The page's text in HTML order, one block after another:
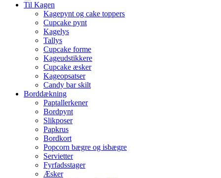
Til Kagen
Kagepynt og cake toppers
Cupcake pynt
Kagelys
Tallys
Cupcake forme
Kageudstikkere
Cupcake æsker
Kageopsatser
Candy bar skilt
Borddækning
Paptallerkener
Bordpynt
Slikposer
Papkrus
Bordkort
Popcorn bægre og isbægre
Servietter
Fyrfadsstager
Æsker